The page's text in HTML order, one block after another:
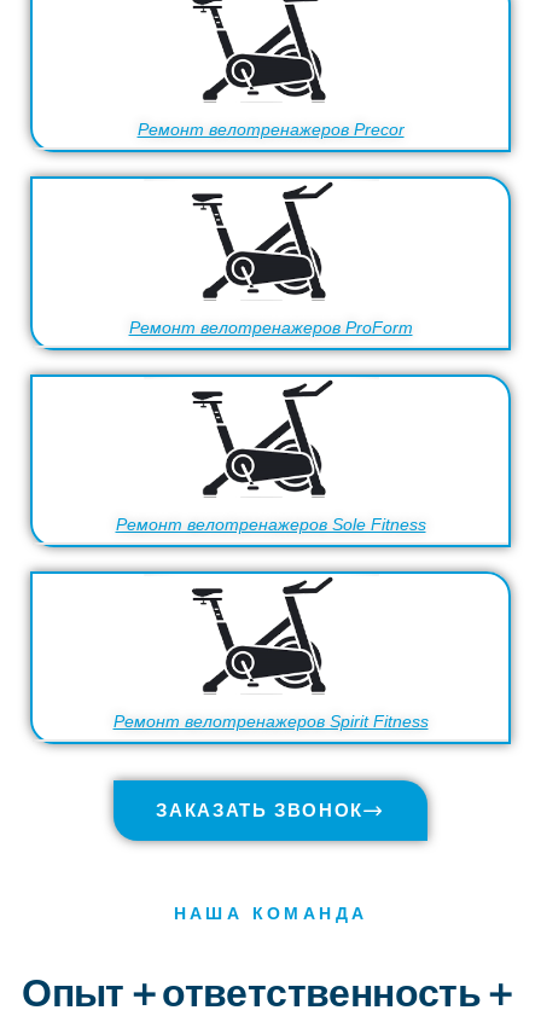
Ремонт велотренажеров Precor
Ремонт велотренажеров ProForm
Ремонт велотренажеров Sole Fitness
Ремонт велотренажеров Spirit Fitness
ЗАКАЗАТЬ ЗВОНОК
НАША КОМАНДА
Опыт＋ответственность＋